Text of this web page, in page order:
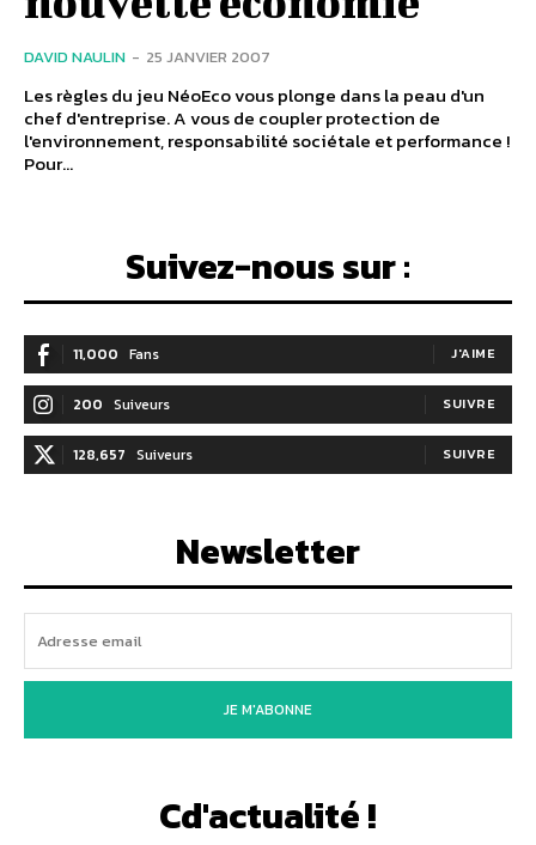
DAVID NAULIN - 25 JANVIER 2007
Les règles du jeu NéoEco vous plonge dans la peau d'un
chef d'entreprise. A vous de coupler protection de
l'environnement, responsabilité sociétale et performance !
Pour...
Suivez-nous sur :
11,000 Fans J'AIME
200 Suiveurs SUIVRE
128,657 Suiveurs SUIVRE
Newsletter
JE M'ABONNE
Cd'actualité !